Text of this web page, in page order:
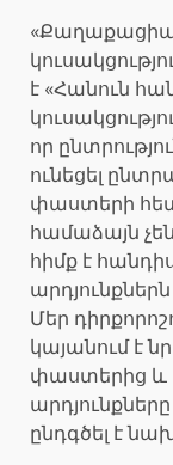
է «Հանուն
որ
ունեցել
փաստերի հետ
համաձայն
հիմք է
Մեր
կայանում է
փաստերից և
ընդգծել է